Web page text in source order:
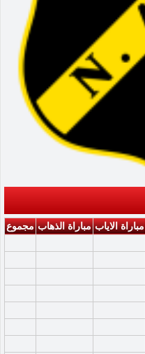
مباراة الاياب مباراة الذهاب مجموع